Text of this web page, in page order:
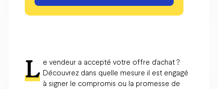
L e vendeur a accepté votre offre d’achat ?
Découvrez dans quelle mesure il est engagé
à signer le compromis ou la promesse de